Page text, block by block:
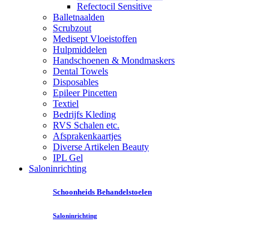
Refectocil Sensitive
Balletnaalden
Scrubzout
Medisept Vloeistoffen
Hulpmiddelen
Handschoenen & Mondmaskers
Dental Towels
Disposables
Epileer Pincetten
Textiel
Bedrijfs Kleding
RVS Schalen etc.
Afsprakenkaartjes
Diverse Artikelen Beauty
IPL Gel
Saloninrichting
Schoonheids Behandelstoelen
Saloninrichting